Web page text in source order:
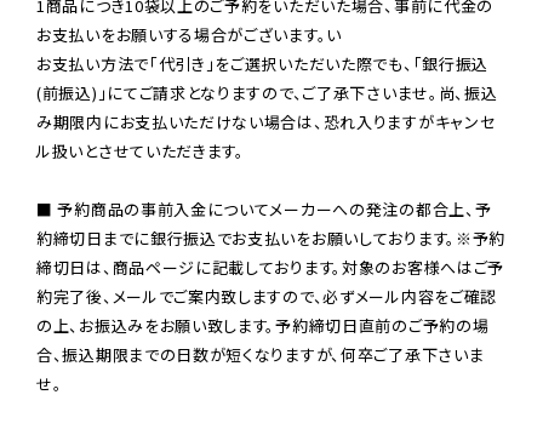
1商品につき10袋以上のご予約をいただいた場合、事前に代金の
お支払いをお願いする場合がございます。い
お支払い方法で「代引き」をご選択いただいた際でも、「銀行振込
(前振込)」にてご請求となりますので、ご了承下さいませ。尚、振込
み期限内にお支払いただけない場合は、恐れ入りますがキャンセ
ル扱いとさせていただきます。
■ 予約商品の事前入金についてメーカーへの発注の都合上、予
約締切日までに銀行振込でお支払いをお願いしております。※予約
締切日は、商品ページに記載しております。対象のお客様へはご予
約完了後、メールでご案内致しますので、必ずメール内容をご確認
の上、お振込みをお願い致します。予約締切日直前のご予約の場
合、振込期限までの日数が短くなりますが、何卒ご了承下さいま
せ。